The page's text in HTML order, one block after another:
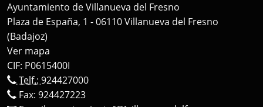
Ayuntamiento de Villanueva del Fresno
Plaza de España, 1 - 06110 Villanueva del Fresno
(Badajoz)
Ver mapa
CIF: P0615400I
Telf.: 924427000
Fax: 924427223